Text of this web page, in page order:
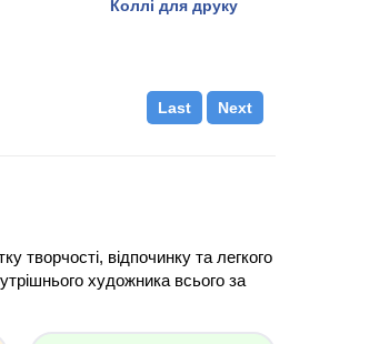
Коллі для друку
Next
Last
творчості, відпочинку та легкого
художника всього за